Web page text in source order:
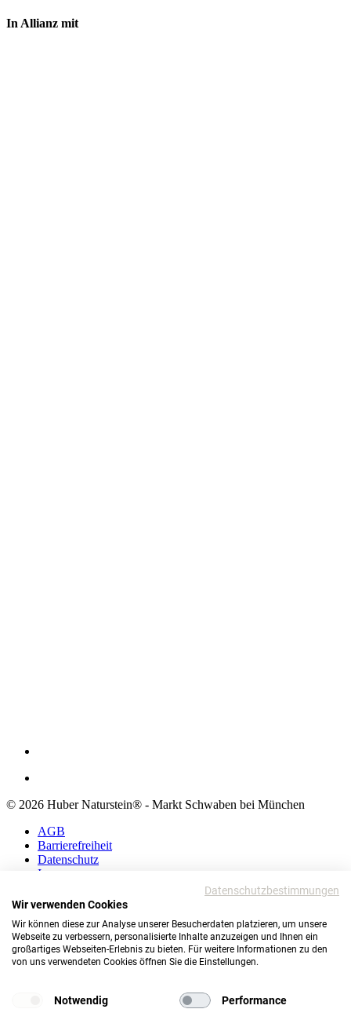
In Allianz mit
© 2026 Huber Naturstein® - Markt Schwaben bei München
AGB
Barrierefreiheit
Datenschutz
Impressum
AGB
Datenschutz
Impressum
© 2026 Huber Naturstein®
Datenschutzbestimmungen
Wir verwenden Cookies
Wir können diese zur Analyse unserer Besucherdaten platzieren, um unsere
Webseite zu verbessern, personalisierte Inhalte anzuzeigen und Ihnen ein
großartiges Webseiten-Erlebnis zu bieten. Für weitere Informationen zu den
von uns verwendeten Cookies öffnen Sie die Einstellungen.
Notwendig Performance